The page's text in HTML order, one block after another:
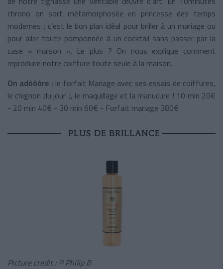
chrono on sort métamorphosée en princesse des temps
modernes ; c’est le bon plan idéal pour briller à un mariage ou
pour aller toute pomponnée à un cocktail sans passer par la
case « maison ». Le plus ? On nous explique comment
reproduire notre coiffure toute seule à la maison.
On adôôôre : le forfait Mariage avec ses essais de coiffures,
le chignon du jour J, le maquillage et la manucure ! 10 min 20€
- 20 min 40€ - 30 min 60€ - Forfait mariage 380€
PLUS DE BRILLANCE
Picture credit : © Philip B